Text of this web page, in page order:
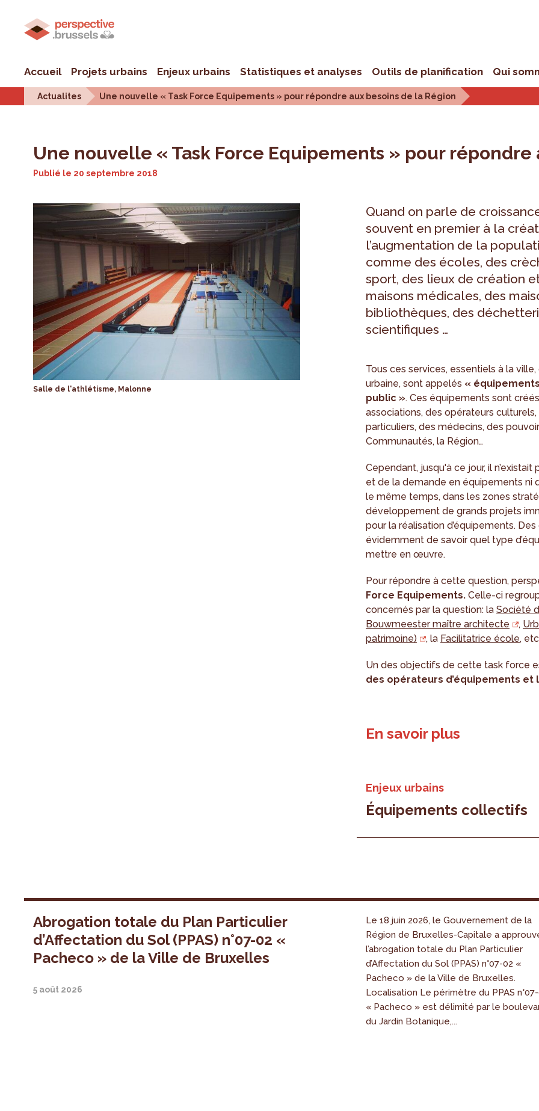
Accueil Projets urbains Enjeux urbains Statistiques et analyses Outils de planification Qui
Actualites Une nouvelle « Task Force Equipements » pour répondre aux besoins de la Région
Une nouvelle « Task Force Equipements » pour répondre
Publié le 20 septembre 2018
Salle de l'athlétisme, Malonne
Quand on parle de
souvent en premier à la
l’augmentation de la
comme des écoles, des
sport, des lieux de création
maisons médicales, des
bibliothèques, des
scientifiques …
Tous ces services, essentiels à la
urbaine, sont appelés «
public ». Ces équipements sont
associations, des opérateurs
particuliers, des médecins, des
Communautés, la Région…
Cependant, jusqu'à ce jour, il
et de la demande en équipements ni
le même temps, dans les zones
développement de grands projets
pour la réalisation d’équipements.
évidemment de savoir quel type
mettre en œuvre.
Pour répondre à cette question,
Force Equipements.Celle-ci
concernés par la question: laSociété
Bouwmeester maître architecte
,
patrimoine)
, la Facilitatrice école,
Un des objectifs de cette task force
des opérateurs d’équipements
En savoir plus
Enjeux urbains
Équipements collectifs
Abrogation totale du Plan Particulier
d’Affectation du Sol (PPAS) n°07-02 «
Pacheco » de la Ville de Bruxelles
5 août 2026
Le 18 juin 2026, le Gouvernement de la
Région de Bruxelles-Capitale a
l’abrogation totale du Plan Particulier
d’Affectation du Sol (PPAS) n°07-02 «
Pacheco » de la Ville de Bruxelles.
Localisation Le périmètre du PPAS
« Pacheco » est délimité par le
du Jardin Botanique,...